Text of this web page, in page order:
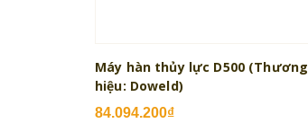
Máy hàn thủy lực D500 (Thương
hiệu: Doweld)
84.094.200₫